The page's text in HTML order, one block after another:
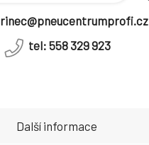
tel: 558 329 923
Další informace